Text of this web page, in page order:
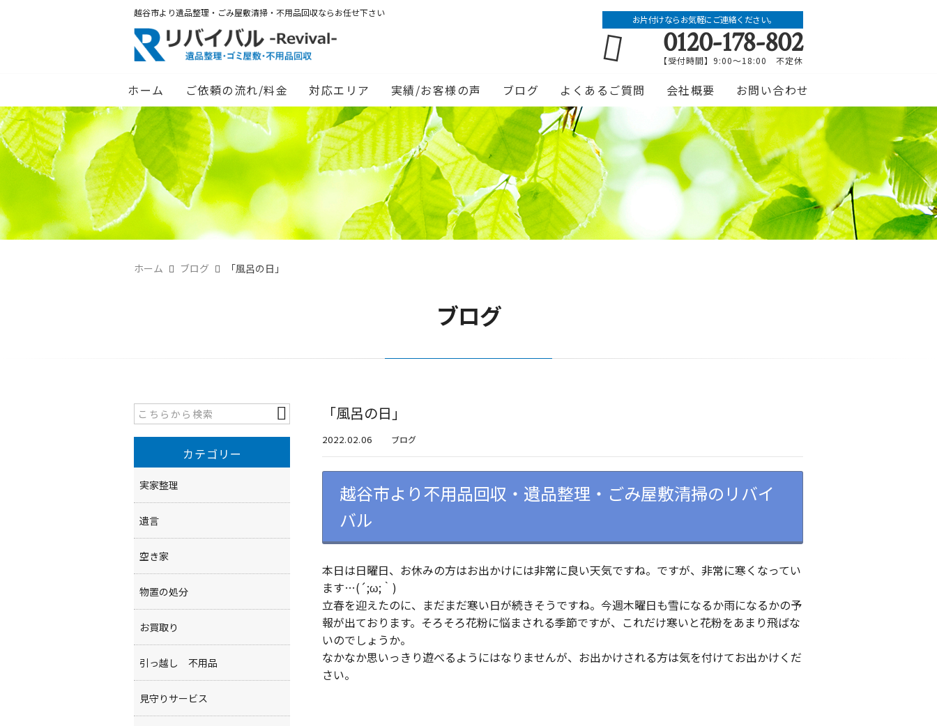
越谷市より遺品整理・ごみ屋敷清掃・不用品回収ならお任せ下さい
お片付けならお気軽にご連絡ください。
0120-178-802
【受付時間】9:00～18:00 不定休
ホーム ご依頼の流れ/料金 対応エリア 実績/お客様の声 ブログ よくあるご質問 会社概要 お問い合わせ
ホーム ブログ 「風呂の日」
ブログ
「風呂の日」
2022.02.06 ブログ
越谷市より不用品回収・遺品整理・ごみ屋敷清掃のリバイ
バル
本日は日曜日、お休みの方はお出かけには非常に良い天気ですね。ですが、非常に寒くなってい
ます…(´;ω;｀)
立春を迎えたのに、まだまだ寒い日が続きそうですね。今週木曜日も雪になるか雨になるかの予
報が出ております。そろそろ花粉に悩まされる季節ですが、これだけ寒いと花粉をあまり飛ばな
いのでしょうか。
なかなか思いっきり遊べるようにはなりませんが、お出かけされる方は気を付けてお出かけくだ
さい。
カテゴリー
実家整理
遺言
空き家
物置の処分
お買取り
引っ越し 不用品
見守りサービス